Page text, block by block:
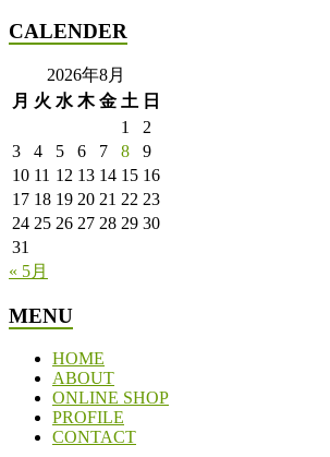
CALENDER
2026年8月
月 火 水 木 金 土 日
1
2
3
4 5 6 7 8
9
10 11 12 13 14 15 16
17 18 19 20 21 22 23
24 25 26 27 28 29 30
31
« 5月
MENU
HOME
ABOUT
ONLINE SHOP
PROFILE
CONTACT